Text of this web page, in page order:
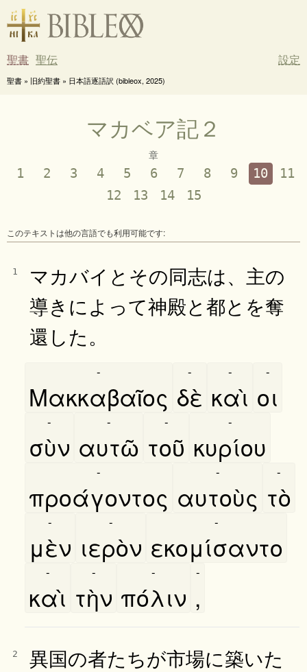
聖書 聖伝 設定
聖書 » 旧約聖書 » 日本語逐語訳 (bibleox, 2025)
マカベア記２
章
1 2 3 4 5 6 7 8 9 10
11
12
13 14 15
このテキストは他の言語でも利用可能です:
1
マカバイとその同志は、主の
導きによって神殿と都とを奪
還した。
Μακκαβαῖος
-
δὲ
-
καὶ
-
οι
-
σὺν
-
αυτῶ
-
τοῦ
-
κυρίου
-
προάγοντος
-
αυτοὺς
-
τὸ
-
μὲν
-
ιερὸν
-
εκομίσαντο
-
καὶ
-
τὴν
-
πόλιν
-
,
-
2
異国の者たちが市場に築いた